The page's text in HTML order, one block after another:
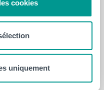
cookies
uniquement